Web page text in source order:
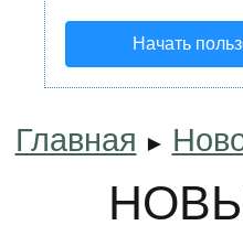
Начать
Главная ►